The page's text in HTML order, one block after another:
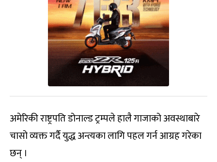
अमेरिकी राष्ट्रपति डोनाल्ड ट्रम्पले हालै गाजाको अवस्थाबारे
चासो व्यक्त गर्दै युद्ध अन्त्यका लागि पहल गर्न आग्रह गरेका
छन् ।